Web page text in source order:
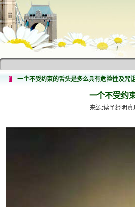
一个不受约束的舌头是多么具有危险性及咒
一个不受约
来源:读圣经明